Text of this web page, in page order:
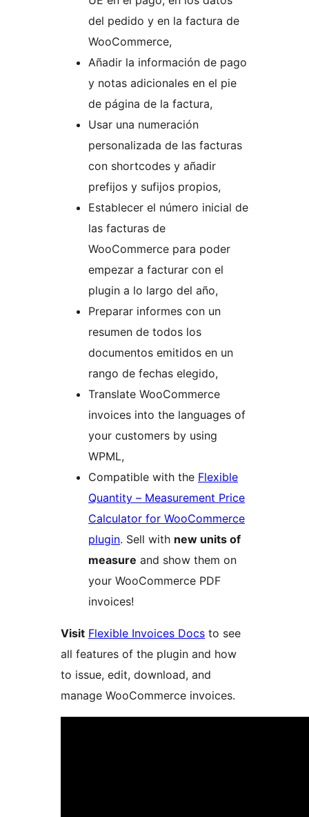
del pedido y en la factura de
WooCommerce,
Añadir la información de pago
y notas adicionales en el pie
de página de la factura,
Usar una numeración
personalizada de las facturas
con shortcodes y añadir
prefijos y sufijos propios,
Establecer el número inicial de
las facturas de
WooCommerce para poder
empezar a facturar con el
plugin a lo largo del año,
Preparar informes con un
resumen de todos los
documentos emitidos en un
rango de fechas elegido,
Translate WooCommerce
invoices into the languages of
your customers by using
WPML,
Compatible with the Flexible
Quantity – Measurement Price
Calculator for WooCommerce
plugin. Sell with new units of
measure and show them on
your WooCommerce PDF
invoices!
Visit Flexible Invoices Docs to see
all features of the plugin and how
to issue, edit, download, and
manage WooCommerce invoices.